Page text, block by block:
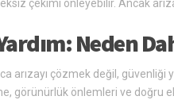
çekimi önleyebilir. Ancak
Neden
arızayı çözmek değil,
görünürlük önlemleri ve doğru